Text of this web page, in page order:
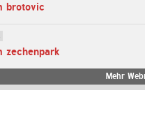
brotovic
zechenpark
Mehr